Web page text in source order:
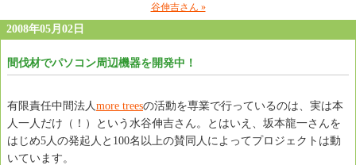
谷伸吉さん »
2008年05月02日
間伐材でパソコン周辺機器を開発中！
有限責任中間法人more treesの活動を専業で行っているのは、実は本
人一人だけ（！）という水谷伸吉さん。とはいえ、坂本龍一さんを
はじめ5人の発起人と100名以上の賛同人によってプロジェクトは動
いています。